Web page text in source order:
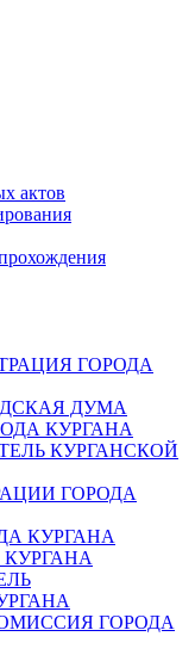
актов
ГОРОДА
ДУМА
КУРГАНА
КУРГАНСКОЙ
ГОРОДА
КУРГАНА
ГОРОДА